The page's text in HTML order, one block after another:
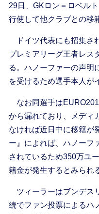
29日、GKロン＝ロベル
行使して他クラブとの移
ドイツ代表にも招集さ
プレミアリーグ王者レス
る。ハノーファーの声明
を受けるため選手本人が
なお同選手は
から漏れており、メディ
なければ近日中に移籍が
ー』によれば、ハノーフ
されているため350万ユ
籍金が発生するとみられ
ツィーラーはブンデス
続でファン投票によるハ